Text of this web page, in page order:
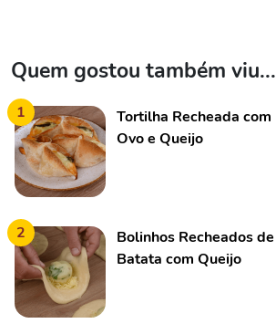
Quem gostou também viu...
1
Tortilha Recheada com
Ovo e Queijo
2
Bolinhos Recheados de
Batata com Queijo